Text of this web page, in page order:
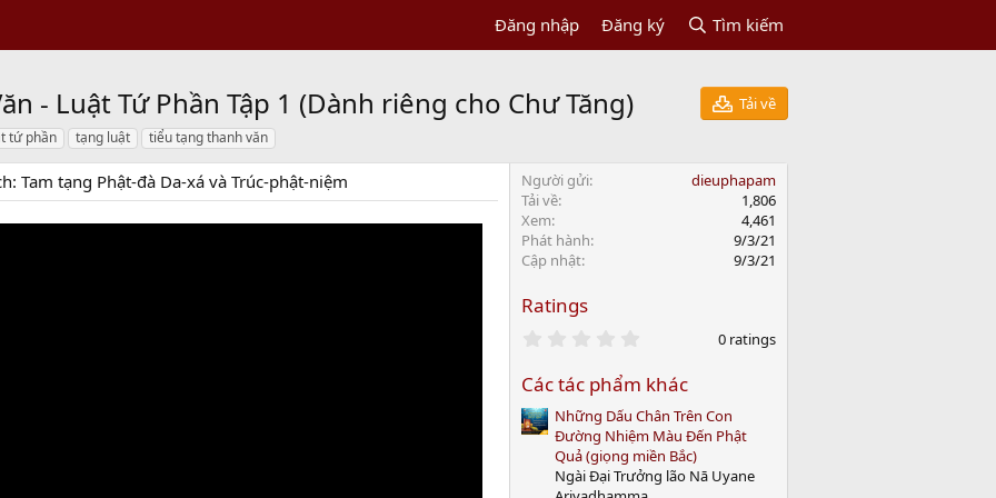
Đăng nhập Đăng ký Tìm kiếm
- Luật Tứ Phần Tập 1 (Dành riêng cho Chư Tăng)
Tải về
tứ phần tạng luật tiểu tạng thanh văn
Tam tạng Phật-đà Da-xá và Trúc-phật-niệm Người gửi
dieuphapam
Tải về
1,806
Xem
4,461
Phát hành
9/3/21
Cập nhật
9/3/21
Ratings
0
t
a
r
(
s
0 ratings
Các tác phẩm khác
Những Dấu Chân Trên Con
Đường Nhiệm Màu Đến Phật
Quả (giọng miền Bắc)
Ngài Đại Trưởng lão Nā Uyane